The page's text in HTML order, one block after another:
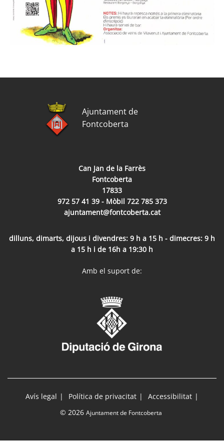
Can Jan de la Farrès
Fontcoberta
17833
972 57 41 39 - Mòbil 722 785 373
ajuntament@fontcoberta.cat
dilluns, dimarts, dijous i divendres: 9 h a 15 h - dimecres: 9 h
a 15 h i de 16h a 19:30 h
Ajuntament de
Fontcoberta
Avís legal Política de privacitat
Accessibilitat
© 2026 Ajuntament de Fontcoberta
Amb el suport de: